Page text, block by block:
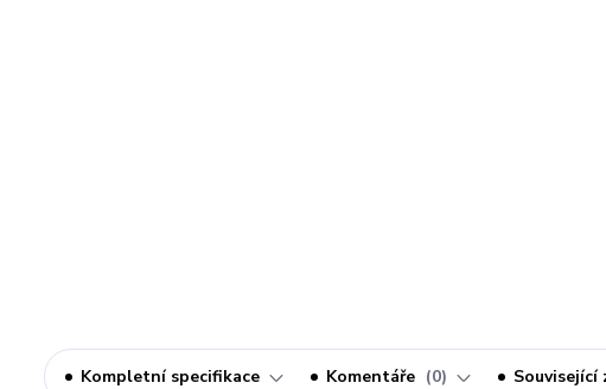
Kompletní specifikace Komentáře 0 Související